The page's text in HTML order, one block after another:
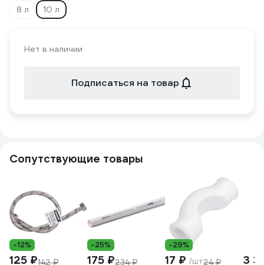
8 л
10 л
Нет в наличии
Подписаться на товар
Сопутствующие товары
-12%
125 ₽142 ₽
-25%
175 ₽234 ₽
-29%
17 ₽ /шт24 ₽ 3